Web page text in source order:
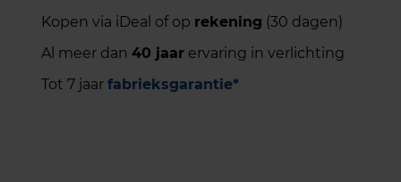
Kopen via iDeal of op rekening (30 dagen)
Al meer dan 40 jaar ervaring in verlichting
Tot 7 jaar fabrieksgarantie*